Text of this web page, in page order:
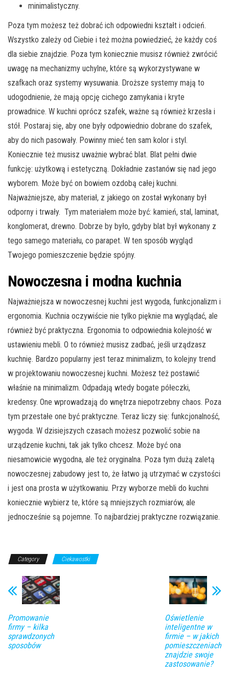
minimalistyczny.
Poza tym możesz też dobrać ich odpowiedni kształt i odcień.
Wszystko zależy od Ciebie i też można powiedzieć, że każdy coś
dla siebie znajdzie. Poza tym koniecznie musisz również zwrócić
uwagę na mechanizmy uchylne, które są wykorzystywane w
szafkach oraz systemy wysuwania. Droższe systemy mają to
udogodnienie, że mają opcję cichego zamykania i kryte
prowadnice. W kuchni oprócz szafek, ważne są również krzesła i
stół. Postaraj się, aby one były odpowiednio dobrane do szafek,
aby do nich pasowały. Powinny mieć ten sam kolor i styl.
Koniecznie też musisz uważnie wybrać blat. Blat pełni dwie
funkcję: użytkową i estetyczną. Dokładnie zastanów się nad jego
wyborem. Może być on bowiem ozdobą całej kuchni.
Najważniejsze, aby materiał, z jakiego on został wykonany był
odporny i trwały. Tym materiałem może być: kamień, stal, laminat,
konglomerat, drewno. Dobrze by było, gdyby blat był wykonany z
tego samego materiału, co parapet. W ten sposób wygląd
Twojego pomieszczenie będzie spójny.
Nowoczesna i modna kuchnia
Najważniejsza w nowoczesnej kuchni jest wygoda, funkcjonalizm i
ergonomia. Kuchnia oczywiście nie tylko pięknie ma wyglądać, ale
również być praktyczna. Ergonomia to odpowiednia kolejność w
ustawieniu mebli. O to również musisz zadbać, jeśli urządzasz
kuchnię. Bardzo popularny jest teraz minimalizm, to kolejny trend
w projektowaniu nowoczesnej kuchni. Możesz też postawić
właśnie na minimalizm. Odpadają wtedy bogate półeczki,
kredensy. One wprowadzają do wnętrza niepotrzebny chaos. Poza
tym przestałe one być praktyczne. Teraz liczy się: funkcjonalność,
wygoda. W dzisiejszych czasach możesz pozwolić sobie na
urządzenie kuchni, tak jak tylko chcesz. Może być ona
niesamowicie wygodna, ale też oryginalna. Poza tym dużą zaletą
nowoczesnej zabudowy jest to, że łatwo ją utrzymać w czystości
i jest ona prosta w użytkowaniu. Przy wyborze mebli do kuchni
koniecznie wybierz te, które są mniejszych rozmiarów, ale
jednocześnie są pojemne. To najbardziej praktyczne rozwiązanie.
Category Ciekawostki
Promowanie
firmy – kilka
sprawdzonych
sposobów
Oświetlenie
inteligentne w
firmie – w jakich
pomieszczeniach
znajdzie swoje
zastosowanie?